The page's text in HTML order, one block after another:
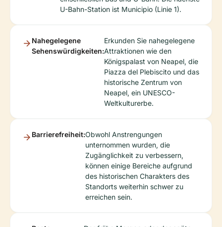
U-Bahn-Station ist Municipio (Linie 1).
Nahegelegene
Sehenswürdigkeiten:
Erkunden Sie nahegelegene
Attraktionen wie den
Königspalast von Neapel, die
Piazza del Plebiscito und das
historische Zentrum von
Neapel, ein UNESCO-
Weltkulturerbe.
Barrierefreiheit:Obwohl Anstrengungen
unternommen wurden, die
Zugänglichkeit zu verbessern,
können einige Bereiche aufgrund
des historischen Charakters des
Standorts weiterhin schwer zu
erreichen sein.